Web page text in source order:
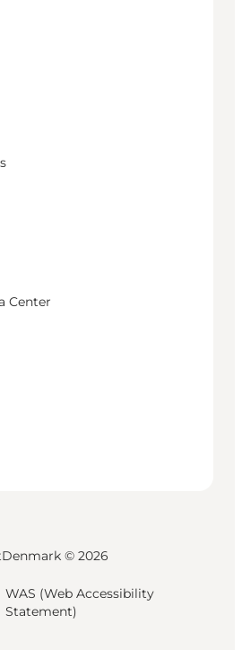
Center
© 2026
WAS (Web Accessibility
Statement)